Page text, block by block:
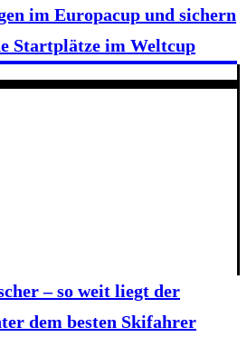
im Europacup und sichern
Startplätze im Weltcup
– so weit liegt der
dem besten Skifahrer